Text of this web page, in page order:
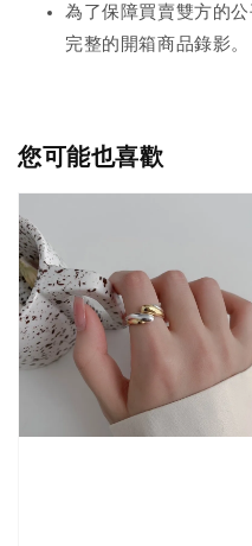
為了保障買賣雙方的
完整的開箱商品錄影。
您可能也喜歡